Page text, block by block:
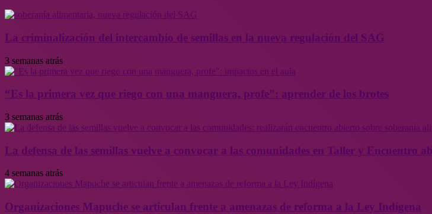
La criminalización del intercambio de semillas en la nueva regulación del SAG
3 semanas atrás
“Es la primera vez que riego con una manguera, profe”: aprender de los brotes
3 semanas atrás
La defensa de las semillas vuelve a convocar a las comunidades en Taller y Encuentro
4 semanas atrás
Organizaciones Mapuche se articulan frente a amenazas de reforma a la Ley Indígena